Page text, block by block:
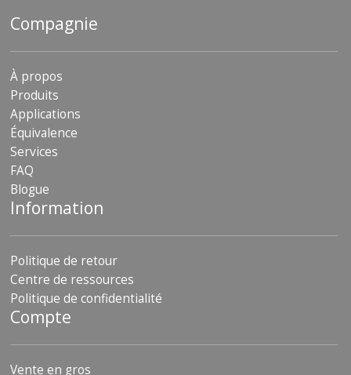
Compagnie
À propos
Produits
Applications
Équivalence
Services
FAQ
Blogue
Information
Politique de retour
Centre de ressources
Politique de confidentialité
Compte
Vente en gros